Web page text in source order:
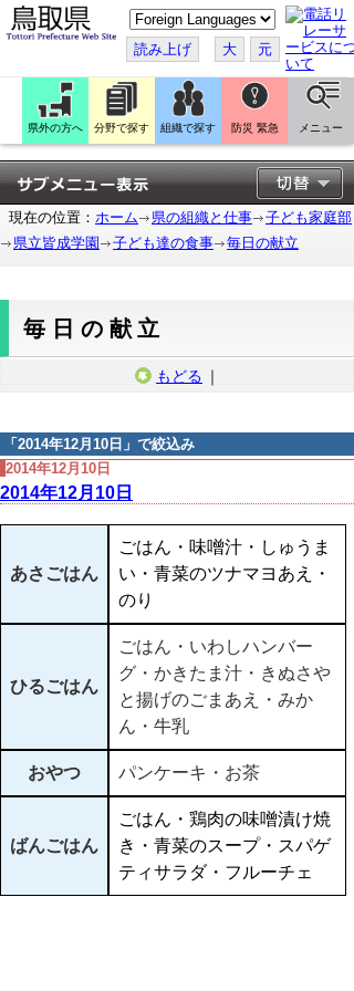
こ
の
ペ
ー
ジ
翻
訳
す
る
読み上げ 大 元
県外の方へ 分野で探す 組織で探す 防災 緊急 メニュー
現在の位置： ホーム 県の組織と仕事
子ども家庭部
県立皆成学園
子ども達の食事 毎日の献立
毎日の献立
もどる ｜
「 2014年12月10日 」で絞込み
2014年12月10日
2014年12月10日
あさごはん
ごはん・味噌汁・しゅうま
い・青菜のツナマヨあえ・
のり
ひるごはん
ごはん・いわしハンバー
グ・かきたま汁・きぬさや
と揚げのごまあえ・みか
ん・牛乳
おやつ パンケーキ・お茶
ばんごはん
ごはん・鶏肉の味噌漬け焼
き・青菜のスープ・スパゲ
ティサラダ・フルーチェ